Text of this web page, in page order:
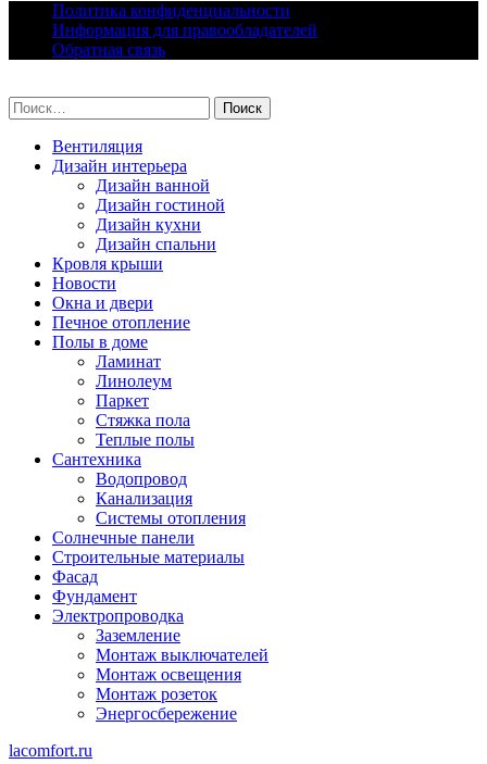
content
Политика конфиденциальности
Информация для правообладателей
Обратная связь
Найти:
Вентиляция
Дизайн интерьера
Дизайн ванной
Дизайн гостиной
Дизайн кухни
Дизайн спальни
Кровля крыши
Новости
Окна и двери
Печное отопление
Полы в доме
Ламинат
Линолеум
Паркет
Стяжка пола
Теплые полы
Сантехника
Водопровод
Канализация
Системы отопления
Солнечные панели
Строительные материалы
Фасад
Фундамент
Электропроводка
Заземление
Монтаж выключателей
Монтаж освещения
Монтаж розеток
Энергосбережение
lacomfort.ru